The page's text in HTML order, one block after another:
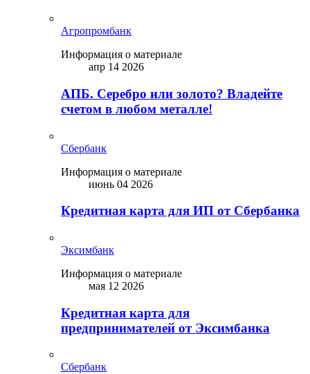
Агропромбанк
Информация о материале
апр 14 2026
АПБ. Серебро или золото? Владейте
счетом в любом металле!
Сбербанк
Информация о материале
июнь 04 2026
Кредитная карта для ИП от Сбербанка
Эксимбанк
Информация о материале
мая 12 2026
Кредитная карта для
предпринимателей от Эксимбанка
Сбербанк